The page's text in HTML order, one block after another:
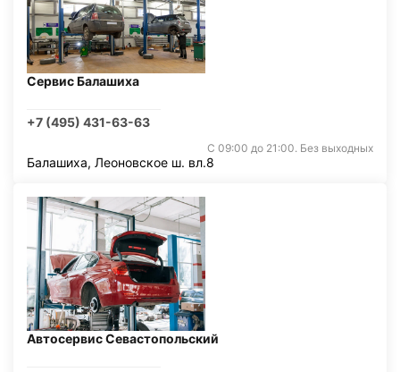
Сервис Балашиха
+7 (495) 431-63-63
С 09:00 до 21:00. Без выходных
Балашиха, Леоновское ш. вл.8
Автосервис Севастопольский